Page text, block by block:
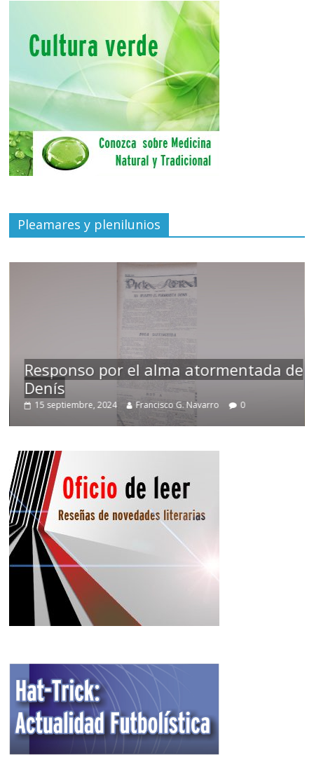
Pleamares y plenilunios
Responso por el alma atormentada de
Denís
15 septiembre, 2024 Francisco G. Navarro 0